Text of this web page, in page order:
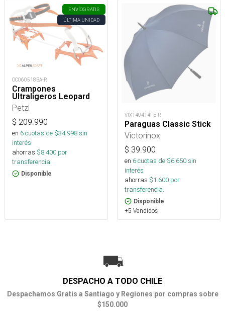
ENVÍOGRATIS
ÚLTIMA UNIDAD
OC060518BA-R
Crampones
Ultraligeros Leopard
Petzl
$ 209.990
en 6cuotas de $34.998sin
interés
ahorras $8.400 por
transferencia.
Disponible
VIX140414FE-R
Paraguas Classic Stick
Victorinox
$ 39.900
en 6cuotas de $6.650sin
interés
ahorras $1.600 por
transferencia.
Disponible
+5 Vendidos
DESPACHO A TODO CHILE
Despachamos Gratis a Santiago y Regiones por compras sobre
$150.000